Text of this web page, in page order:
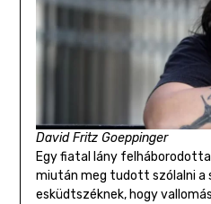
David Fritz Goeppinger
Egy fiatal lány
miután meg tudott szólalni a
esküdtszéknek, hogy